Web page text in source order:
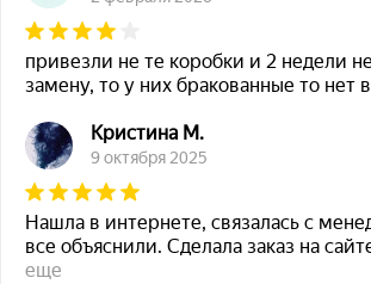
привезли не те коробки и 2 недели
замену, то у них бракованные то нет
Кристина М.
9 октября 2025
Нашла в интернете, связалась с
все объяснили. Сделала заказ на
еще